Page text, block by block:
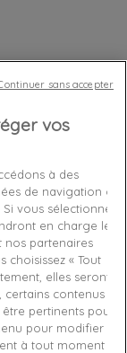
vos
à des
de navigation ou
vous sélectionnez
en charge les
nos partenaires
choisissez « Tout
elles seront
contenus et
pertinents pour
pour modifier
à tout moment
sans accepter